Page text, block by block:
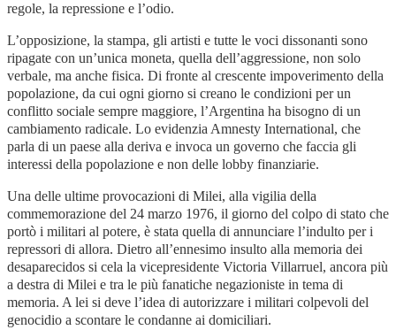
regole, la repressione e l’odio.
L’opposizione, la stampa, gli artisti e tutte le voci dissonanti sono
ripagate con un’unica moneta, quella dell’aggressione, non solo
verbale, ma anche fisica. Di fronte al crescente impoverimento della
popolazione, da cui ogni giorno si creano le condizioni per un
conflitto sociale sempre maggiore, l’Argentina ha bisogno di un
cambiamento radicale. Lo evidenzia Amnesty International, che
parla di un paese alla deriva e invoca un governo che faccia gli
interessi della popolazione e non delle lobby finanziarie.
Una delle ultime provocazioni di Milei, alla vigilia della
commemorazione del 24 marzo 1976, il giorno del colpo di stato che
portò i militari al potere, è stata quella di annunciare l’indulto per i
repressori di allora. Dietro all’ennesimo insulto alla memoria dei
desaparecidos si cela la vicepresidente Victoria Villarruel, ancora più
a destra di Milei e tra le più fanatiche negazioniste in tema di
memoria. A lei si deve l’idea di autorizzare i militari colpevoli del
genocidio a scontare le condanne ai domiciliari.